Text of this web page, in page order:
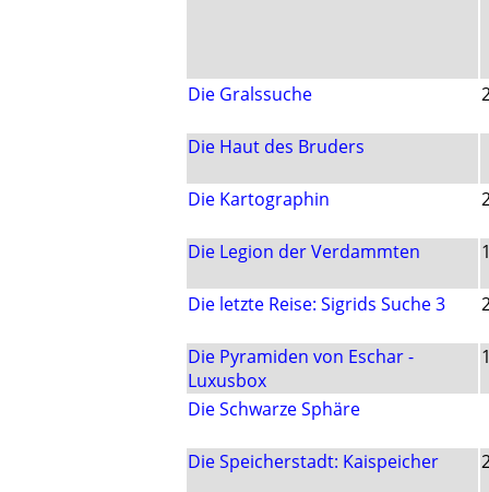
Die Gralssuche
Die Haut des Bruders
Die Kartographin
Die Legion der Verdammten
Die letzte Reise: Sigrids Suche 3
Die Pyramiden von Eschar -
Luxusbox
Die Schwarze Sphäre
Die Speicherstadt: Kaispeicher